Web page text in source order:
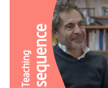
Teachingsequence